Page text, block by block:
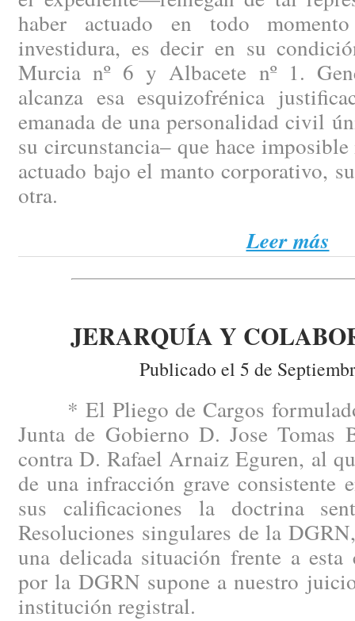
haber actuado en todo
investidura, es decir en su
Murcia nº 6 y Albacete nº 1.
alcanza esa esquizofrénica
emanada de una personalidad civil
su circunstancia– que hace
actuado bajo el manto corporativo,
otra.
Leer más
JERARQUÍA Y
Publicado el 5 de
* El Pliego de Cargos
Junta de Gobierno D. Jose Tomas
contra D. Rafael Arnaiz Eguren, al
de una infracción grave consistente
sus calificaciones la doctrina
Resoluciones singulares de la
una delicada situación frente a esta
por la DGRN supone a nuestro
institución registral.